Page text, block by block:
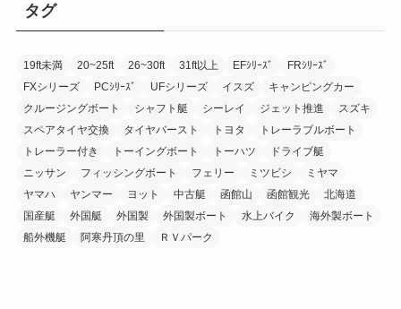
タグ
19ft未満 20~25ft 26~30ft 31ft以上 EFｼﾘｰｽﾞ
FRｼﾘｰｽﾞ
FXシリーズ
PCｼﾘｰｽﾞ UFシリーズ イスズ
キャンピングカー
クルージングボート
シャフト艇 シーレイ ジェット推進
スズキ
スペアタイヤ交換
タイヤバースト トヨタ
トレーラブルボート
トレーラー付き
トーイングボート トーハツ
ドライブ艇
ニッサン
フィッシングボート フェリー ミツビシ
ミヤマ
ヤマハ
ヤンマー ヨット 中古艇 函館山 函館観光
北海道
国産艇
外国艇 外国製 外国製ボート 水上バイク
海外製ボート
船外機艇
阿寒丹頂の里 ＲＶパーク